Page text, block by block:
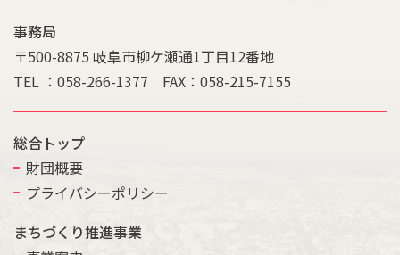
事務局
〒500-8875 岐阜市柳ケ瀬通1丁目12番地
TEL ：058-266-1377 FAX：058-215-7155
総合トップ
財団概要
プライバシーポリシー
まちづくり推進事業